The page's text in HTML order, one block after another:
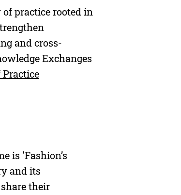
practice rooted in
and cross-
Exchanges
is 'Fashion’s
and its
their